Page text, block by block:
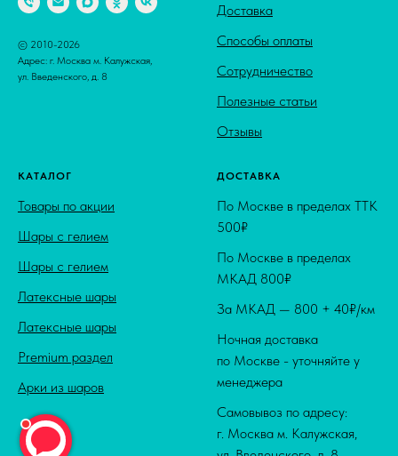
© 2010-2026
Адрес: г. Москва м. Калужская,
ул. Введенского, д. 8
Доставка
Способы оплаты
Сотрудничество
Полезные статьи
Отзывы
КАТАЛОГ
Товары по акции
Шары с гелием
Шары с гелием
Латексные шары
Латексные шары
Premium раздел
Арки из шаров
ДОСТАВКА
По Москве в пределах ТТК
500₽
По Москве в пределах
МКАД 800₽
За МКАД — 800 + 40₽/км
Ночная доставка
по Москве - уточняйте у
менеджера
Самовывоз по адресу:
г. Москва м. Калужская,